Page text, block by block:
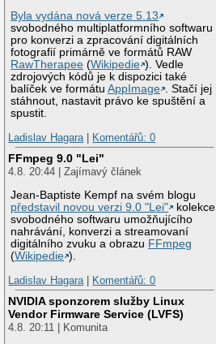
Byla vydána nová verze 5.13
svobodného multiplatformního softwaru
pro konverzi a zpracování digitálních
fotografií primárně ve formátů RAW
RawTherapee (Wikipedie ). Vedle
zdrojových kódů je k dispozici také
balíček ve formátuAppImage . Stačí jej
stáhnout, nastavit právo ke spuštění a
spustit.
Ladislav Hagara
Komentářů: 0
FFmpeg 9.0 "Lei"
4.8. 20:44 | Zajímavý článek
Jean-Baptiste Kempf na svém blogu
představil novou verzi 9.0 "Lei"
kolekce
svobodného softwaru umožňujícího
nahrávání, konverzi a streamovaní
digitálního zvuku a obrazu FFmpeg
(Wikipedie ).
Ladislav Hagara
Komentářů: 0
NVIDIA sponzorem služby Linux
Vendor Firmware Service (LVFS)
4.8. 20:11 | Komunita